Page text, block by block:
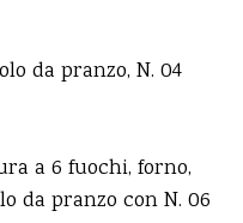
da pranzo, N. 04
a 6 fuochi, forno,
da pranzo con N. 06